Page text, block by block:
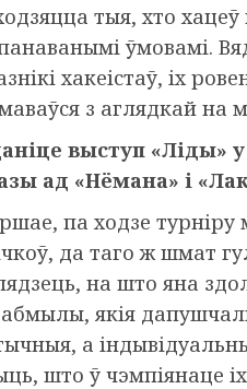
тыя, хто хацеў
ўмовамі.
хакеістаў, іх
з аглядкай на
выступ «Ліды»
ад «Нёмана» і
па ходзе
да таго ж шмат
на што яна
якія
а
што ў чэмпіянаце